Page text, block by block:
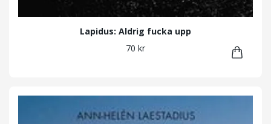
Lapidus: Aldrig fucka upp
70 kr